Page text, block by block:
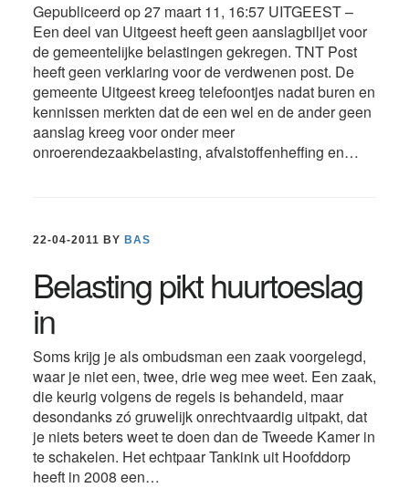
Gepubliceerd op 27 maart 11, 16:57 UITGEEST –
Een deel van Uitgeest heeft geen aanslagbiljet voor
de gemeentelijke belastingen gekregen. TNT Post
heeft geen verklaring voor de verdwenen post. De
gemeente Uitgeest kreeg telefoontjes nadat buren en
kennissen merkten dat de een wel en de ander geen
aanslag kreeg voor onder meer
onroerendezaakbelasting, afvalstoffenheffing en…
22-04-2011 BY BAS
Belasting pikt huurtoeslag
in
Soms krijg je als ombudsman een zaak voorgelegd,
waar je niet een, twee, drie weg mee weet. Een zaak,
die keurig volgens de regels is behandeld, maar
desondanks zó gruwelijk onrechtvaardig uitpakt, dat
je niets beters weet te doen dan de Tweede Kamer in
te schakelen. Het echtpaar Tankink uit Hoofddorp
heeft in 2008 een…